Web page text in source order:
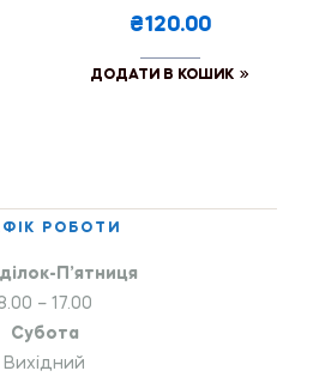
₴120.00
ДОДАТИ В КОШИК
РОБОТИ
П’ятниця
– 17.00
Субота
Вихідний